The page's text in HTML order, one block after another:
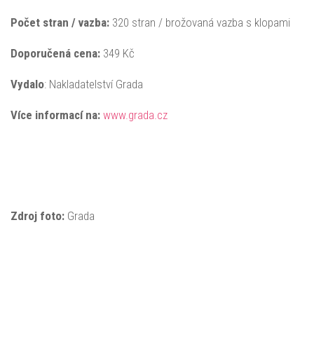
Počet stran / vazba: 320 stran / brožovaná vazba s klopami
Doporučená cena: 349 Kč
Vydalo: Nakladatelství Grada
Více informací na: www.grada.cz
Zdroj foto: Grada